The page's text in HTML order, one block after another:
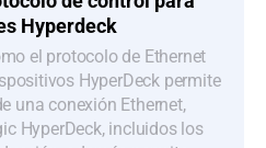
Hyperdeck
el protocolo de Ethernet
HyperDeck permite
una conexión Ethernet,
HyperDeck, incluidos los